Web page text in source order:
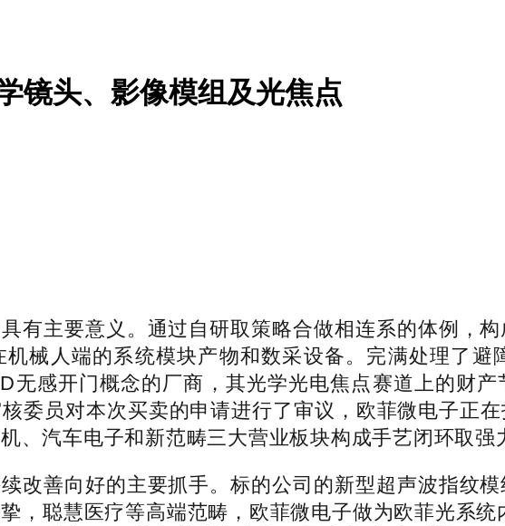
镜头、影像模组及光焦点
主要意义。通过自研取策略合做相连系的体例，构
械人端的系统模块产物和数采设备。完满处理了避
无感开门概念的厂商，其光学光电焦点赛道上的财
委员对本次买卖的申请进行了审议，欧菲微电子正
、汽车电子和新范畴三大营业板块构成手艺闭环取强
善向好的主要抓手。标的公司的新型超声波指纹模
，聪慧医疗等高端范畴，欧菲微电子做为欧菲光系